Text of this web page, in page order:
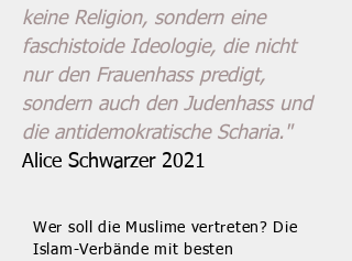
keine Religion, sondern eine
faschistoide Ideologie, die nicht
nur den Frauenhass predigt,
sondern auch den Judenhass und
die antidemokratische Scharia."
Alice Schwarzer 2021
Wer soll die Muslime vertreten? Die
Islam-Verbände mit besten